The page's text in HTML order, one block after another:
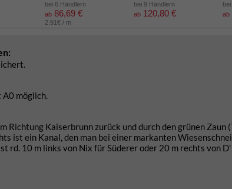
bei 6 Händlern
ab 86,69 €
2.91€ / m
bei 9 Händlern
ab 120,80 €
ab
A0 möglich.
Richtung Kaiserbrunn zurück und durch den grünen Zaun
ist ein Kanal, den man bei einer markanten
rd. 10 m links von Nix für Süderer oder 20 m rechts von